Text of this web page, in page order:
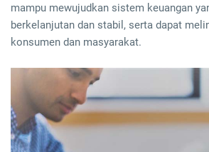
mampu mewujudkan sistem keuangan
berkelanjutan dan stabil, serta dapat
konsumen dan masyarakat.